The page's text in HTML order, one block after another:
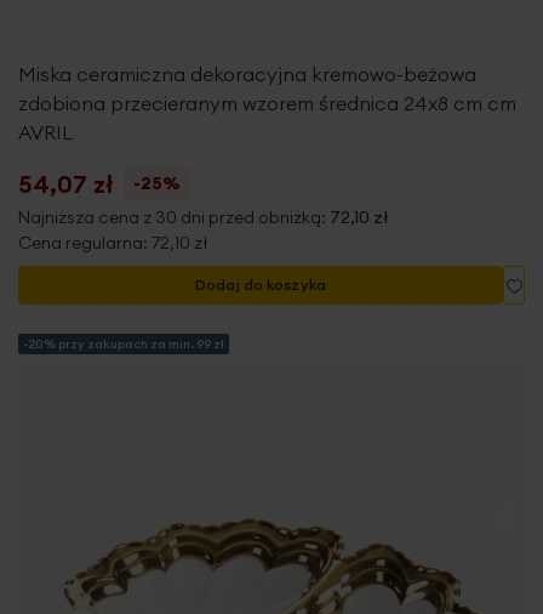
Miska ceramiczna dekoracyjna kremowo-beżowa
zdobiona przecieranym wzorem średnica 24x8 cm cm
AVRIL
54,07 zł
-25%
Najniższa cena z 30 dni przed obniżką: 72,10 zł
Cena regularna: 72,10 zł
Dodaj do koszyka
-20% przy zakupach za min. 99 zł